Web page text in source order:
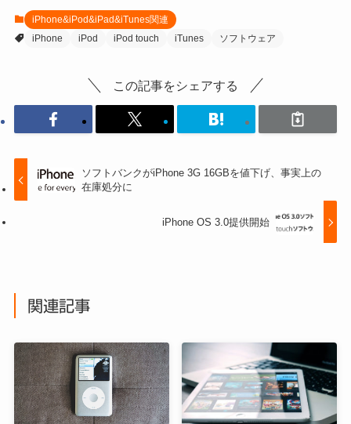
iPhone&iPod&iPad&iTunes関連
iPhone
iPod iPod touch iTunes ソフトウェア
この記事をシェアする
ソフトバンクがiPhone 3G 16GBを値下げ、事実上の
在庫処分に
iPhone OS 3.0提供開始
関連記事